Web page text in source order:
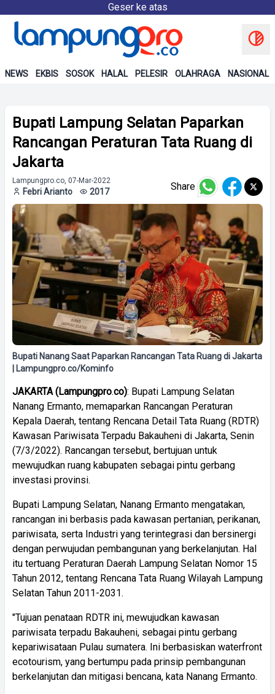
Geser ke atas
NEWS EKBIS SOSOK HALAL PELESIR OLAHRAGA NASIONAL
Bupati Lampung Selatan Paparkan
Rancangan Peraturan Tata Ruang di
Jakarta
Lampungpro.co, 07-Mar-2022
Febri Arianto 2017 Share
Bupati Nanang Saat Paparkan Rancangan Tata Ruang di Jakarta
| Lampungpro.co/Kominfo
JAKARTA (Lampungpro.co): Bupati Lampung Selatan
Nanang Ermanto, memaparkan Rancangan Peraturan
Kepala Daerah, tentang Rencana Detail Tata Ruang (RDTR)
Kawasan Pariwisata Terpadu Bakauheni di Jakarta, Senin
(7/3/2022). Rancangan tersebut, bertujuan untuk
mewujudkan ruang kabupaten sebagai pintu gerbang
investasi provinsi.
Bupati Lampung Selatan, Nanang Ermanto mengatakan,
rancangan ini berbasis pada kawasan pertanian, perikanan,
pariwisata, serta Industri yang terintegrasi dan bersinergi
dengan perwujudan pembangunan yang berkelanjutan. Hal
itu tertuang Peraturan Daerah Lampung Selatan Nomor 15
Tahun 2012, tentang Rencana Tata Ruang Wilayah Lampung
Selatan Tahun 2011-2031.
"Tujuan penataan RDTR ini, mewujudkan kawasan
pariwisata terpadu Bakauheni, sebagai pintu gerbang
kepariwisataan Pulau sumatera. Ini berbasiskan waterfront
ecotourism, yang bertumpu pada prinsip pembangunan
berkelanjutan dan mitigasi bencana, kata Nanang Ermanto.